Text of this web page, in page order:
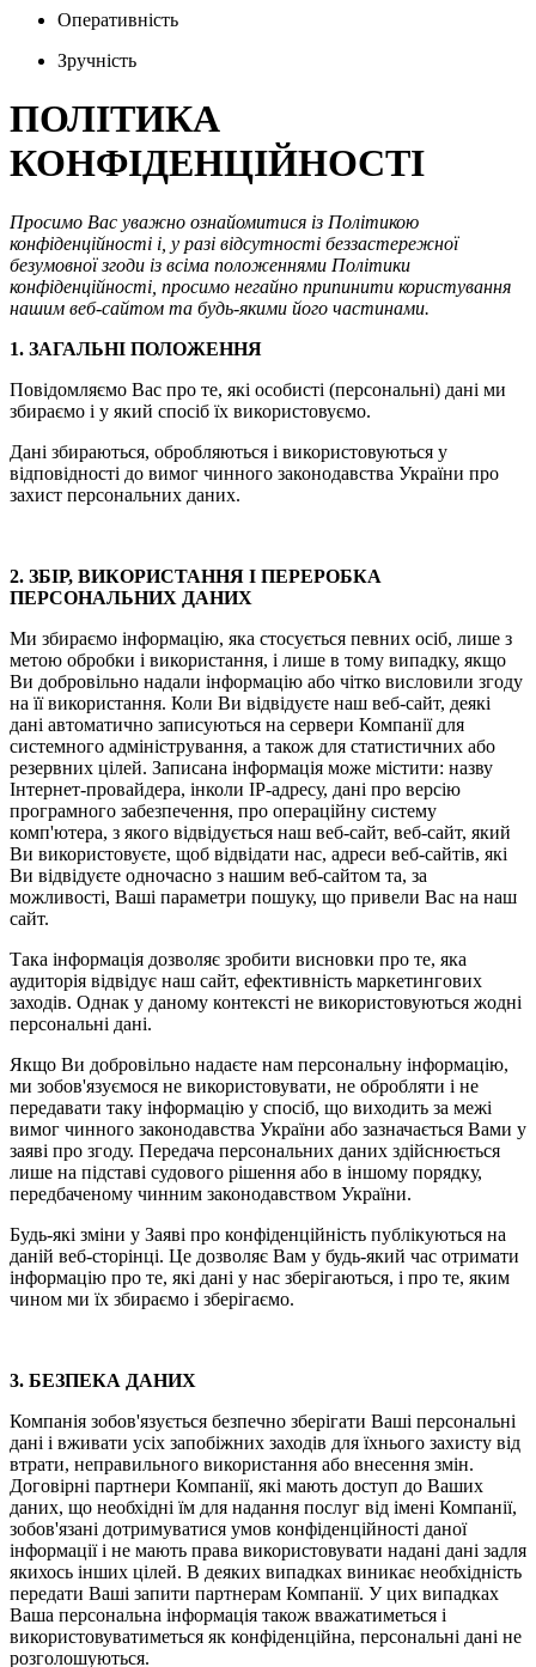
Оперативність
Зручність
ПОЛІТИКА
КОНФІДЕНЦІЙНОСТІ
Просимо Вас уважно ознайомитися із Політикою
конфіденційності і, у разі відсутності беззастережної
безумовної згоди із всіма положеннями Політики
конфіденційності, просимо негайно припинити користування
нашим веб-сайтом та будь-якими його частинами.
1. ЗАГАЛЬНІ ПОЛОЖЕННЯ
Повідомляємо Вас про те, які особисті (персональні) дані ми
збираємо і у який спосіб їх використовуємо.
Дані збираються, обробляються і використовуються у
відповідності до вимог чинного законодавства України про
захист персональних даних.
2. ЗБІР, ВИКОРИСТАННЯ І ПЕРЕРОБКА
ПЕРСОНАЛЬНИХ ДАНИХ
Ми збираємо інформацію, яка стосується певних осіб, лише з
метою обробки і використання, і лише в тому випадку, якщо
Ви добровільно надали інформацію або чітко висловили згоду
на її використання. Коли Ви відвідуєте наш веб-сайт, деякі
дані автоматично записуються на сервери Компанії для
системного адміністрування, а також для статистичних або
резервних цілей. Записана інформація може містити: назву
Інтернет-провайдера, інколи ІР-адресу, дані про версію
програмного забезпечення, про операційну систему
комп'ютера, з якого відвідується наш веб-сайт, веб-сайт, який
Ви використовуєте, щоб відвідати нас, адреси веб-сайтів, які
Ви відвідуєте одночасно з нашим веб-сайтом та, за
можливості, Ваші параметри пошуку, що привели Вас на наш
сайт.
Така інформація дозволяє зробити висновки про те, яка
аудиторія відвідує наш сайт, ефективність маркетингових
заходів. Однак у даному контексті не використовуються жодні
персональні дані.
Якщо Ви добровільно надаєте нам персональну інформацію,
ми зобов'язуємося не використовувати, не обробляти і не
передавати таку інформацію у спосіб, що виходить за межі
вимог чинного законодавства України або зазначається Вами у
заяві про згоду. Передача персональних даних здійснюється
лише на підставі судового рішення або в іншому порядку,
передбаченому чинним законодавством України.
Будь-які зміни у Заяві про конфіденційність публікуються на
даній веб-сторінці. Це дозволяє Вам у будь-який час отримати
інформацію про те, які дані у нас зберігаються, і про те, яким
чином ми їх збираємо і зберігаємо.
3. БЕЗПЕКА ДАНИХ
Компанія зобов'язується безпечно зберігати Ваші персональні
дані і вживати усіх запобіжних заходів для їхнього захисту від
втрати, неправильного використання або внесення змін.
Договірні партнери Компанії, які мають доступ до Ваших
даних, що необхідні їм для надання послуг від імені Компанії,
зобов'язані дотримуватися умов конфіденційності даної
інформації і не мають права використовувати надані дані задля
якихось інших цілей. В деяких випадках виникає необхідність
передати Ваші запити партнерам Компанії. У цих випадках
Ваша персональна інформація також вважатиметься і
використовуватиметься як конфіденційна, персональні дані не
розголошуються.